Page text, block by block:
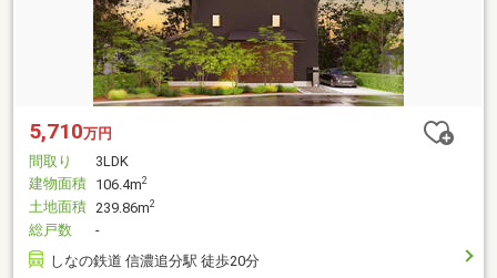
5,710万円
間取り
3LDK
建物面積 106.4m2
土地面積 239.86m2
総戸数
-
しなの鉄道 信濃追分駅 徒歩20分